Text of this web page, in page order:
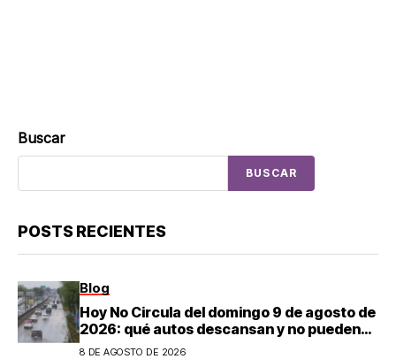
Buscar
BUSCAR
POSTS RECIENTES
Blog
Hoy No Circula del domingo 9 de agosto de
2026: qué autos descansan y no pueden
salir en CDMX y el Estado de México; estos
8 DE AGOSTO DE 2026